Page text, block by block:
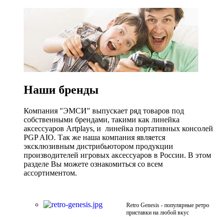
Наши бренды
Компания "ЭМСИ" выпускает ряд товаров под
собственными брендами, такими как линейка
аксессуаров Artplays, и линейка портативных консолей
PGP AIO. Так же наша компания является
эксклюзивным дистрибьютором продукции
производителей игровых аксессуаров в России. В этом
разделе Вы можете ознакомиться со всем
ассортиментом.
Retro Genesis - популярные ретро
приставки на любой вкус